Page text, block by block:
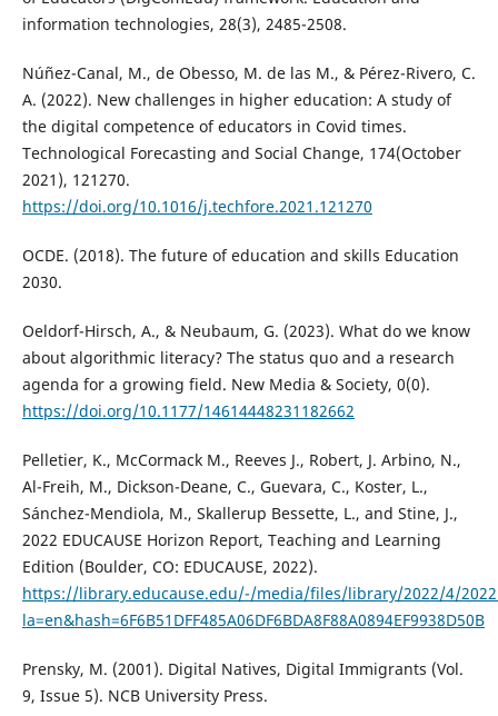
information technologies, 28(3), 2485-2508.
Núñez-Canal, M., de Obesso, M. de las M., & Pérez-Rivero, C.
A. (2022). New challenges in higher education: A study of
the digital competence of educators in Covid times.
Technological Forecasting and Social Change, 174(October
2021), 121270.
https://doi.org/10.1016/j.techfore.2021.121270
OCDE. (2018). The future of education and skills Education
2030.
Oeldorf-Hirsch, A., & Neubaum, G. (2023). What do we know
about algorithmic literacy? The status quo and a research
agenda for a growing field. New Media & Society, 0(0).
https://doi.org/10.1177/14614448231182662
Pelletier, K., McCormack M., Reeves J., Robert, J. Arbino, N.,
Al-Freih, M., Dickson-Deane, C., Guevara, C., Koster, L.,
Sánchez-Mendiola, M., Skallerup Bessette, L., and Stine, J.,
2022 EDUCAUSE Horizon Report, Teaching and Learning
Edition (Boulder, CO: EDUCAUSE, 2022).
https://library.educause.edu/-/media/files/library/2022/4/
la=en&hash=6F6B51DFF485A06DF6BDA8F88A0894EF9938D50B
Prensky, M. (2001). Digital Natives, Digital Immigrants (Vol.
9, Issue 5). NCB University Press.